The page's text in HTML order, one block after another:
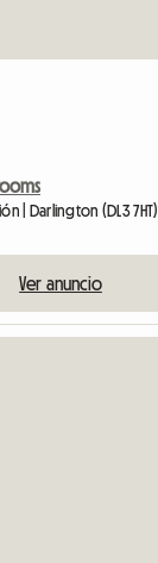
| Darlington (DL3 7HT)
Ver anuncio